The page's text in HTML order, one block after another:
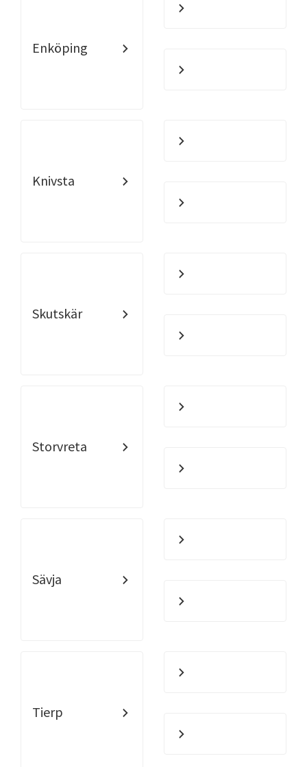
Enköping
Knivsta
Skutskär
Storvreta
Sävja
Tierp